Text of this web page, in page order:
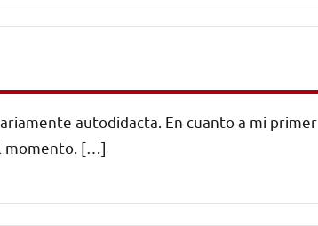
autodidacta. En cuanto a mi primer
momento. […]